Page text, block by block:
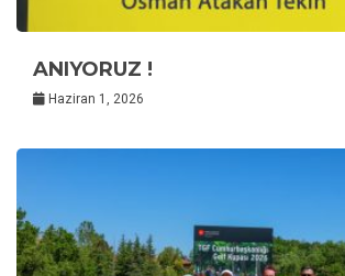
ANIYORUZ !
Haziran 1, 2026